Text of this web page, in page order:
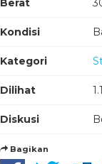
Berat
Kondisi
Kategori
Dilihat
Diskusi
Bagikan